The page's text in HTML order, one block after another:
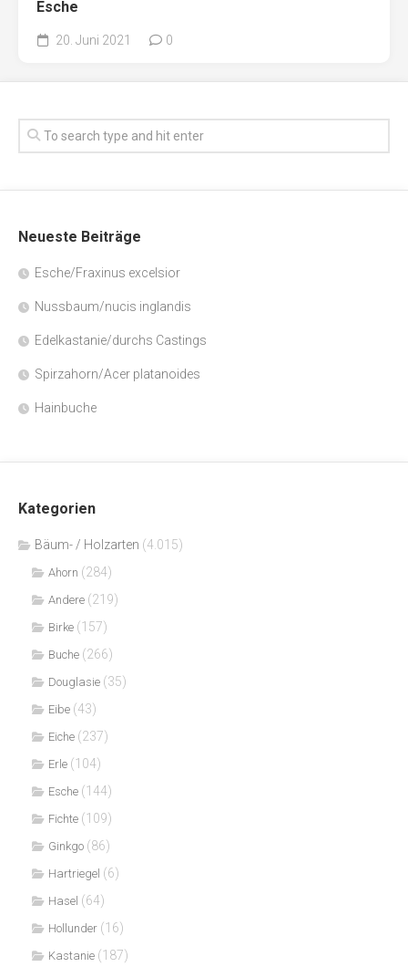
Esche
20. Juni 2021 0
Neueste Beiträge
Esche/Fraxinus excelsior
Nussbaum/nucis inglandis
Edelkastanie/durchs Castings
Spirzahorn/Acer platanoides
Hainbuche
Kategorien
Bäum- / Holzarten (4.015)
Ahorn (284)
Andere (219)
Birke (157)
Buche (266)
Douglasie (35)
Eibe (43)
Eiche (237)
Erle (104)
Esche (144)
Fichte (109)
Ginkgo (86)
Hartriegel (6)
Hasel (64)
Hollunder (16)
Kastanie (187)